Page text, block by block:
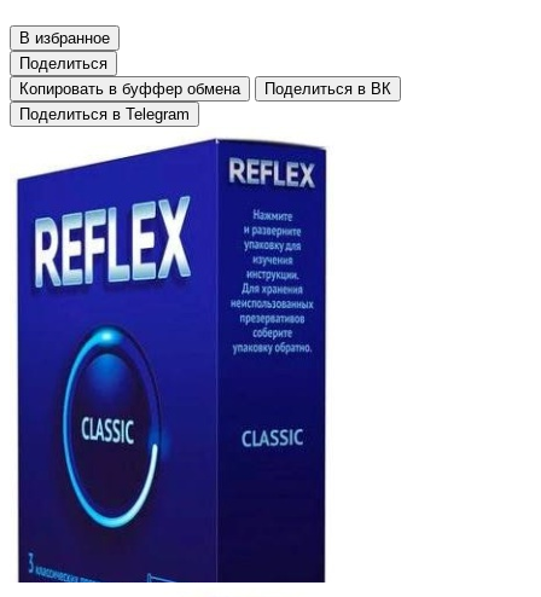
В избранное
Поделиться
Копировать в буффер обмена
Поделиться в ВК
Поделиться в Telegram